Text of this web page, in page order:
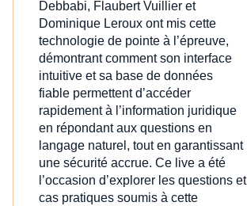
Debbabi, Flaubert Vuillier et
Dominique Leroux ont mis cette
technologie de pointe à l’épreuve,
démontrant comment son interface
intuitive et sa base de données
fiable permettent d’accéder
rapidement à l’information juridique
en répondant aux questions en
langage naturel, tout en garantissant
une sécurité accrue. Ce live a été
l’occasion d’explorer les questions et
cas pratiques soumis à cette